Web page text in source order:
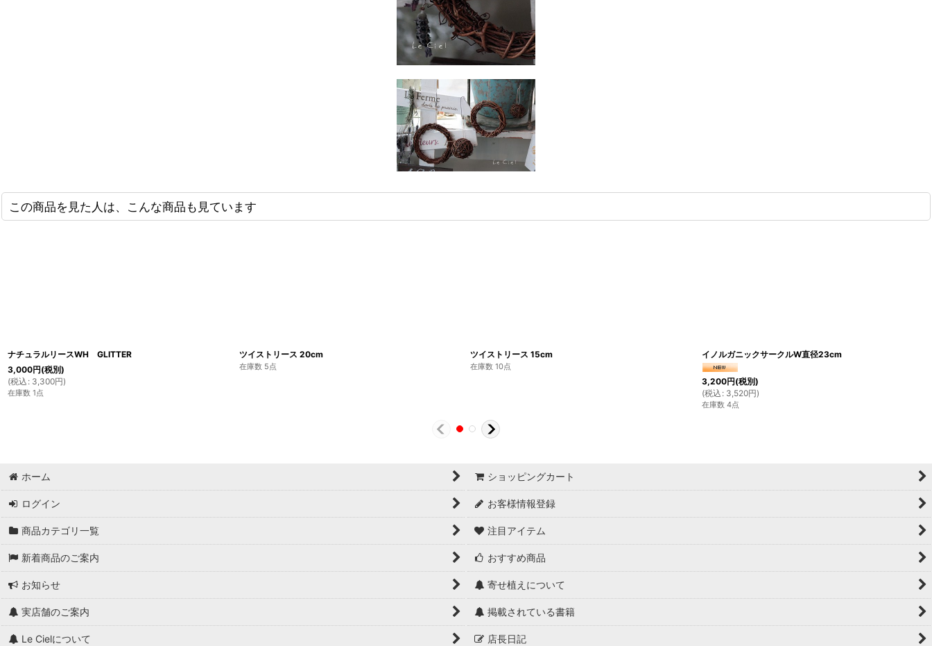
この商品を見た人は、こんな商品も見ています
ナチュラルリースWH GLITTER
3,000円(税別)
(税込 : 3,300円)
在庫数 1点
ツイストリース 20cm
在庫数 5点
ツイストリース 15cm
在庫数 10点
イノルガニックサークルW直径23cm
3,200円(税別)
(税込 : 3,520円)
在庫数 4点
ホーム ショッピングカート
ログイン お客様情報登録
商品カテゴリ一覧 注目アイテム
新着商品のご案内 おすすめ商品
お知らせ 寄せ植えについて
実店舗のご案内 掲載されている書籍
Le Cielについて 店長日記